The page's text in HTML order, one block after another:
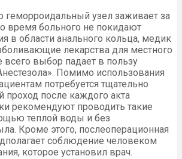
узел заживает за
время больного не покидают
в области анального кольца, медик
лекарства для местного
выбор падает в пользу
Помимо использования
потребуется тщательно
проход после каждого акта
рекомендуют проводить такие
теплой воды и без
Кроме этого, послеоперационная
соблюдение человеком
которое установил врач.